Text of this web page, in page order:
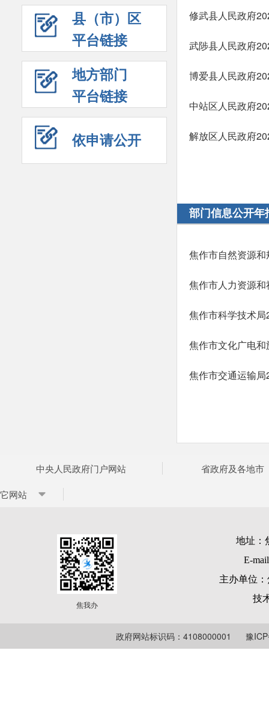
县（市）区
平台链接
地方部门
平台链接
依申请公开
修武县人民政府
武陟县人民政府
博爱县人民政府
中站区人民政府
解放区人民政府
部门信息公开年
焦作市自然资源
焦作市人力资源
焦作市科学技术
焦作市文化广电
焦作市交通运输
中央人民政府门户网站 省政府及各地市
它网站
焦我办
地址：
E-
主办单位
技
政府网站标识码：4108000001 豫